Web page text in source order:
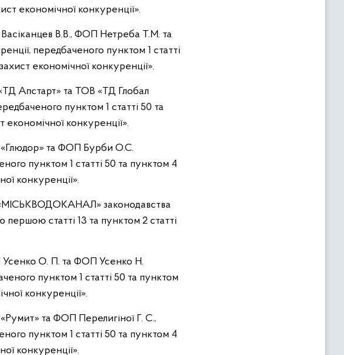
економічної конкуренції».
В.В., ФОП Нетреба Т.М. та
передбаченого пунктом 1 статті
економічної конкуренції».
Апстарт» та ТОВ «ТД Глобал
пунктом 1 статті 50 та
конкуренції».
«Глюдор» та ФОП Бурби О.С.
пунктом 1 статті 50 та пунктом 4
конкуренції».
«МІСЬКВОДОКАНАЛ» законодавства
статті 13 та пунктом 2 статті
Усенко О. П. та ФОП Усенко Н.
пунктом 1 статті 50 та пунктом
конкуренції».
та ФОП Перелигіної Г. С.,
пунктом 1 статті 50 та пунктом 4
конкуренції».